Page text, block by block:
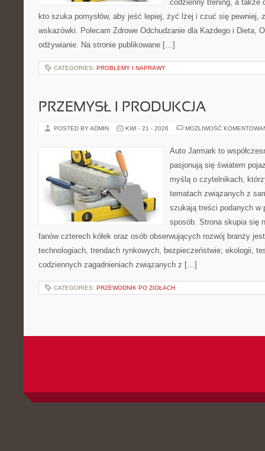
codzienny trening, a także
kto szuka pomysłów, aby jeść lepiej, żyć lżej i czuć się pewniej,
wskazówki. Polecam Zdrowe Odchudzanie dla Każdego i Dieta,
odżywianie. Na stronie publikowane […]
CATEGORIES: PROBLEMY I NAPRAWY
PRZEMYSŁ I PRODUKCJA
POSTED BY ADMIN KWI - 21 - 2026 MOŻLIWOŚĆ
Auto Jarmark to
pasjonują się światem
myślą o czytelnikach,
tematach związanych z
szukają treści podanych w
sposób. Strona skupia się
fanów czterech kółek oraz osób obserwujących rozwój branży
technologiach, trendach rynkowych, bezpieczeństwie, ekologii,
codziennych zagadnieniach związanych z […]
CATEGORIES: PRZEWODNIK PO ZIOŁACH